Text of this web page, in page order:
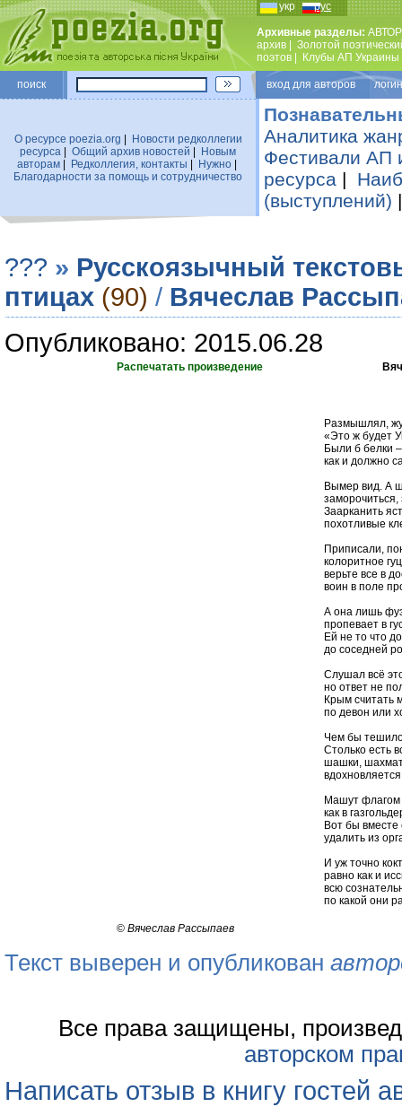
укр рус
Архивные разделы:
архив
Золотой
поэтов
Клубы АП Украины
поиск вход для авторов
О ресурсе poezia.org
Новости редколлегии
ресурса
Общий архив новостей
Новым
авторам| Редколлегия, контакты Нужно|
Благодарности за помощь и сотрудничество
Аналитика
Фестивали АП
ресурса |
(выступлений)
??? » Русскоязычный
птицах (90) / Вячеслав
Опубликовано: 2015.06.28
Распечатать произведение
Размышлял,
«Это ж будет
Были б белки
как и должно
Вымер вид. А
заморочиться,
Заарканить
похотливые
Приписали,
колоритное
верьте все в
воин в поле
А она лишь
пропевает в
Ей не то что
до соседней
Слушал всё
но ответ не
Крым считать
по девон или
Чем бы
Столько есть
шашки,
Машут флагом
как в
Вот бы
удалить из
И уж точно
равно как и
всю
по какой они
© Вячеслав Рассыпаев
Текст выверен и опубликован
Все права защищены,
авторском
Написать отзыв в книгу гостей